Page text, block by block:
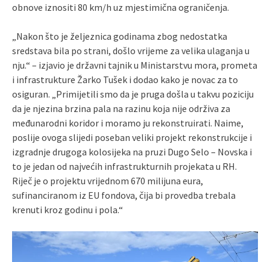
obnove iznositi 80 km/h uz mjestimična ograničenja.
„Nakon što je željeznica godinama zbog nedostatka
sredstava bila po strani, došlo vrijeme za velika ulaganja u
nju.“ – izjavio je državni tajnik u Ministarstvu mora, prometa
i infrastrukture Žarko Tušek i dodao kako je novac za to
osiguran. „Primijetili smo da je pruga došla u takvu poziciju
da je njezina brzina pala na razinu koja nije održiva za
međunarodni koridor i moramo ju rekonstruirati. Naime,
poslije ovoga slijedi poseban veliki projekt rekonstrukcije i
izgradnje drugoga kolosijeka na pruzi Dugo Selo – Novska i
to je jedan od najvećih infrastrukturnih projekata u RH.
Riječ je o projektu vrijednom 670 milijuna eura,
sufinanciranom iz EU fondova, čija bi provedba trebala
krenuti kroz godinu i pola.“